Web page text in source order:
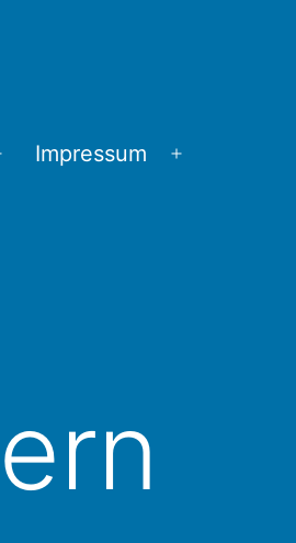
Menü
Impressum